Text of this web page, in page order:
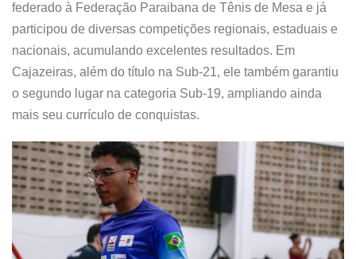
federado à Federação Paraibana de Tênis de Mesa e já
participou de diversas competições regionais, estaduais e
nacionais, acumulando excelentes resultados. Em
Cajazeiras, além do título na Sub-21, ele também garantiu
o segundo lugar na categoria Sub-19, ampliando ainda
mais seu currículo de conquistas.